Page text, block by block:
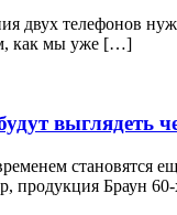
двух телефонов
как мы уже […]
выглядеть
становятся
продукция Браун